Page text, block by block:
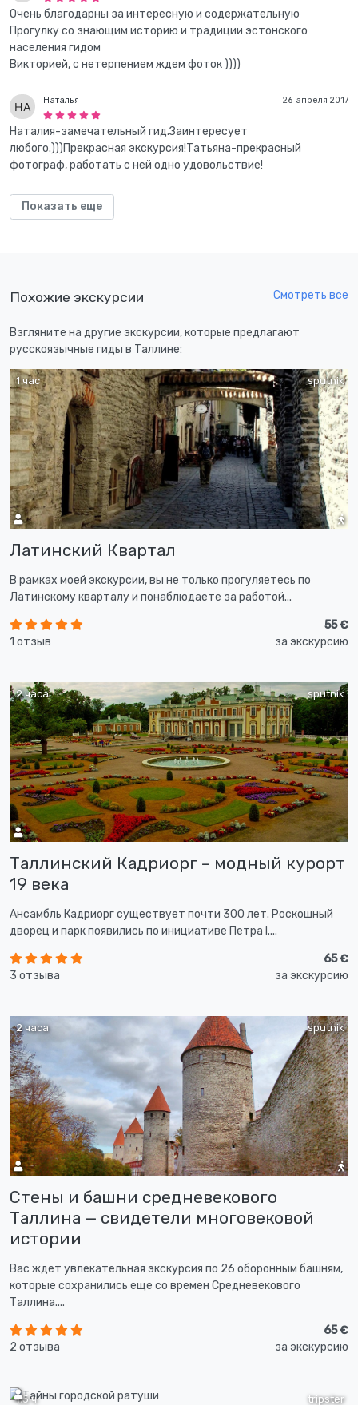
Очень благодарны за интересную и содержательную
Прогулку со знающим историю и традиции эстонского
населения гидом
Викторией, с нетерпением ждем фоток ))))
26 апреля 2017
Наталья
Наталия-замечательный гид.Заинтересует
любого.)))Прекрасная экскурсия!Татьяна-прекрасный
фотограф, работать с ней одно удовольствие!
Показать еще
Похожие экскурсии Смотреть все
Взгляните на другие экскурсии, которые предлагают
русскоязычные гиды в Таллине:
sputnik
1 час
Латинский Квартал
В рамках моей экскурсии, вы не только прогуляетесь по
Латинскому кварталу и понаблюдаете за работой...
1 отзыв
55 €
за экскурсию
sputnik
2 часа
Таллинский Кадриорг – модный курорт
19 века
Ансамбль Кадриорг существует почти 300 лет. Роскошный
дворец и парк появились по инициативе Петра I....
3 отзыва
65 €
за экскурсию
sputnik
2 часа
Стены и башни средневекового
Таллина — свидетели многовековой
истории
Вас ждет увлекательная экскурсия по 26 оборонным башням,
которые сохранились еще со времен Средневекового
Таллина....
2 отзыва
65 €
за экскурсию
tripster
1,5 ч